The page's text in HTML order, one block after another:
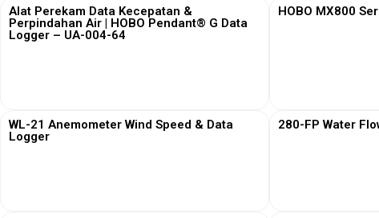
Alat Perekam Data Kecepatan &
Perpindahan Air | HOBO Pendant® G Data
Logger – UA-004-64
HOBO MX800
WL-21 Anemometer Wind Speed & Data
Logger
280-FP Water